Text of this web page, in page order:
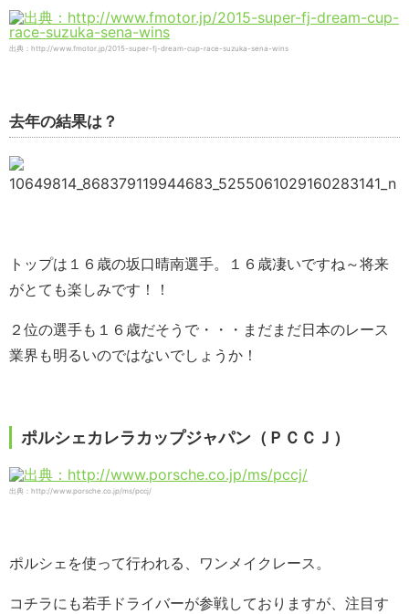
出典：http://www.fmotor.jp/2015-super-fj-dream-cup-race-suzuka-sena-wins
去年の結果は？
トップは１６歳の坂口晴南選手。１６歳凄いですね～将来
がとても楽しみです！！
２位の選手も１６歳だそうで・・・まだまだ日本のレース
業界も明るいのではないでしょうか！
ポルシェカレラカップジャパン（ＰＣＣＪ）
出典：http://www.porsche.co.jp/ms/pccj/
ポルシェを使って行われる、ワンメイクレース。
コチラにも若手ドライバーが参戦しておりますが、注目す